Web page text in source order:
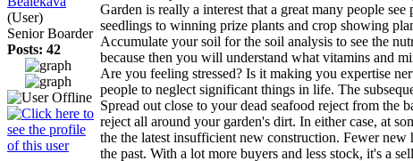
(User)
Senior Boarder
Posts: 42
Garden is really a interest that a great many people
seedlings to winning prize plants and crop showing
Accumulate your soil for the soil analysis to see the
because then you will understand what vitamins and
Are you feeling stressed? Is it making you expertise
people to neglect significant things in life. The
Spread out close to your dead seafood reject from the
reject all around your garden's dirt. In either case, at
the the latest insufficient new construction. Fewer
the past. With a lot more buyers and less stock, it's a